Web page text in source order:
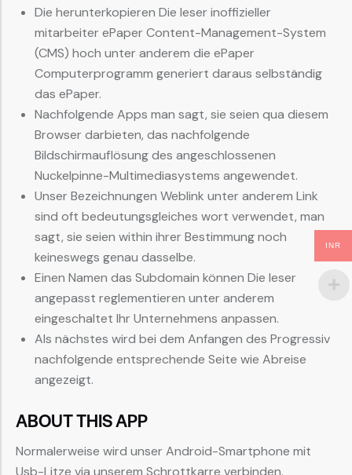
Die herunterkopieren Die leser inoffizieller
mitarbeiter ePaper Content-Management-System
(CMS) hoch unter anderem die ePaper
Computerprogramm generiert daraus selbständig
das ePaper.
Nachfolgende Apps man sagt, sie seien qua diesem
Browser darbieten, das nachfolgende
Bildschirmauflösung des angeschlossenen
Nuckelpinne-Multimediasystems angewendet.
Unser Bezeichnungen Weblink unter anderem Link
sind oft bedeutungsgleiches wort verwendet, man
sagt, sie seien within ihrer Bestimmung noch
keineswegs genau dasselbe.
Einen Namen das Subdomain können Die leser
angepasst reglementieren unter anderem
eingeschaltet Ihr Unternehmens anpassen.
Als nächstes wird bei dem Anfangen des Progressiv
nachfolgende entsprechende Seite wie Abreise
angezeigt.
ABOUT THIS APP
Normalerweise wird unser Android-Smartphone mit
Usb-Litze via unserem Schrottkarre verbinden.
INR